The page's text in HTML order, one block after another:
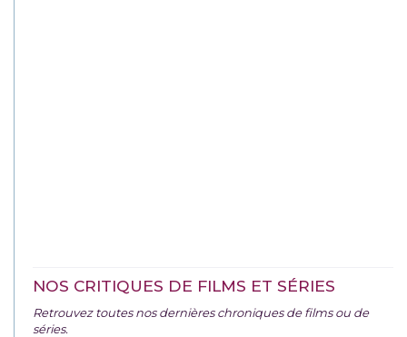
NOS CRITIQUES DE FILMS ET SÉRIES
Retrouvez toutes nos dernières chroniques de films ou de
séries.